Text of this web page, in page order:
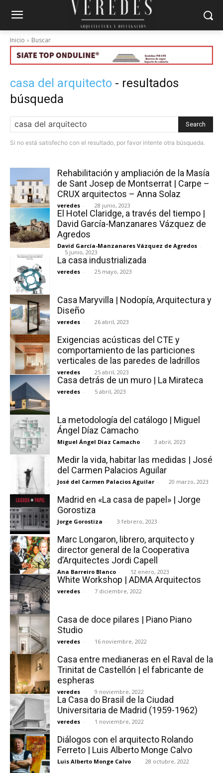
Inicio Buscar
casa del arquitecto - resultados
búsqueda
Search
Si no está satisfecho con el resultado, por favor intente otra búsqueda.
Rehabilitación y ampliación de la Masía
de Sant Josep de Montserrat | Carpe –
CRUX arquitectos – Anna Solaz
veredes - 28 junio, 2023
El Hotel Claridge, a través del tiempo |
David García-Manzanares Vázquez de
Agredos
David García-Manzanares Vázquez de Agredos -
5 junio, 2023
La casa industrializada
veredes - 25 mayo, 2023
Casa Maryvilla | Nodopía, Arquitectura y
Diseño
veredes - 26 abril, 2023
Exigencias acústicas del CTE y
comportamiento de las particiones
verticales de las paredes de ladrillos
veredes - 25 abril, 2023
Casa detrás de un muro | La Mirateca
veredes - 5 abril, 2023
La metodología del catálogo | Miguel
Ángel Díaz Camacho
Miguel Ángel Díaz Camacho - 3 abril, 2023
Medir la vida, habitar las medidas | José
del Carmen Palacios Aguilar
José del Carmen Palacios Aguilar - 20 marzo, 2023
Madrid en «La casa de papel» | Jorge
Gorostiza
Jorge Gorostiza - 3 febrero, 2023
Marc Longaron, librero, arquitecto y
director general de la Cooperativa
d’Arquitectes Jordi Capell
Ana Barreiro Blanco - 12 enero, 2023
White Workshop | ADMA Arquitectos
veredes - 7 diciembre, 2022
Casa de doce pilares | Piano Piano
Studio
veredes - 16 noviembre, 2022
Casa entre medianeras en el Raval de la
Trinitat de Castellón | el fabricante de
espheras
veredes - 9 noviembre, 2022
La Casa do Brasil de la Ciudad
Universitaria de Madrid (1959-1962)
veredes - 1 noviembre, 2022
Diálogos con el arquitecto Rolando
Ferreto | Luis Alberto Monge Calvo
Luis Alberto Monge Calvo - 28 octubre, 2022